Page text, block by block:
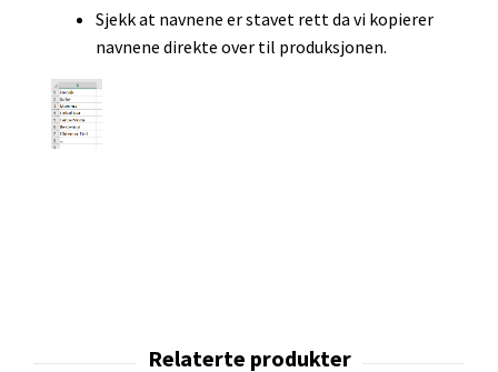
Sjekk at navnene er stavet rett da vi kopierer
navnene direkte over til produksjonen.